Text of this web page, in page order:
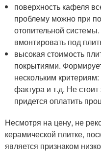
поверхность кафеля
проблему можно при
отопительной
вмонтировать под
высокая стоимость
покрытиями.
нескольким
фактура и т.д. Не
придется оплатить
Несмотря на цену, не
керамической плитке,
является признаком